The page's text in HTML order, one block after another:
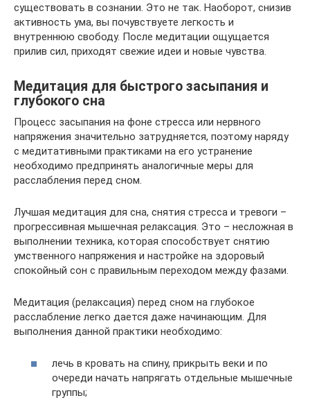
существовать в сознании. Это не так. Наоборот, снизив
активность ума, вы почувствуете легкость и
внутреннюю свободу. После медитации ощущается
прилив сил, приходят свежие идеи и новые чувства.
Медитация для быстрого засыпания и
глубокого сна
Процесс засыпания на фоне стресса или нервного
напряжения значительно затрудняется, поэтому наряду
с медитативными практиками на его устранение
необходимо предпринять аналогичные меры для
расслабления перед сном.
Лучшая медитация для сна, снятия стресса и тревоги –
прогрессивная мышечная релаксация. Это – несложная в
выполнении техника, которая способствует снятию
умственного напряжения и настройке на здоровый
спокойный сон с правильным переходом между фазами.
Медитация (релаксация) перед сном на глубокое
расслабление легко дается даже начинающим. Для
выполнения данной практики необходимо:
лечь в кровать на спину, прикрыть веки и по
очереди начать напрягать отдельные мышечные
группы;